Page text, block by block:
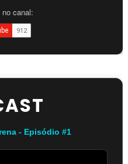
canal:
- Episódio #1